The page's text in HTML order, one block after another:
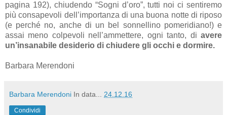
pagina 192), chiudendo “Sogni d’oro”, tutti noi ci sentiremo
più consapevoli dell’importanza di una buona notte di riposo
(e perché no, anche di un bel sonnellino pomeridiano!) e
assai meno colpevoli nell’ammettere, ogni tanto, di avere
un’insanabile desiderio di chiudere gli occhi e dormire.
Barbara Merendoni
Barbara Merendoni In data... 24.12.16
Condividi